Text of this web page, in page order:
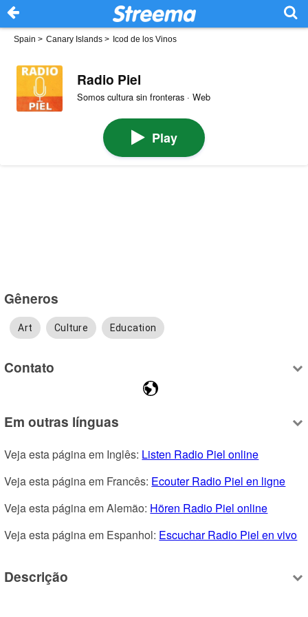
Spain > Canary Islands > Icod de los Vinos
Radio Piel
Somos cultura sin fronteras · Web
Play
Gêneros
Art Culture Education
Contato
Em outras línguas
Veja esta página em Inglês: Listen Radio Piel online
Veja esta página em Francês: Ecouter Radio Piel en ligne
Veja esta página em Alemão: Hören Radio Piel online
Veja esta página em Espanhol: Escuchar Radio Piel en vivo
Descrição